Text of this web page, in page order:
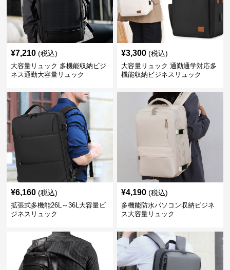
¥7,210 (税込)
大容量リュック 多機能収納ビジ
ネス通勤大容量リュック
¥3,300 (税込)
大容量リュック 通勤通学対応多
機能収納ビジネスリュック
¥6,160 (税込)
拡張式多機能26L～36L大容量ビ
ジネスリュック
¥4,190 (税込)
多機能防水パソコン収納ビジネ
ス大容量リュック